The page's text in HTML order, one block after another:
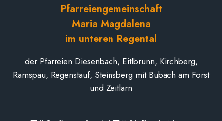
Pfarreiengemeinschaft
Maria Magdalena
im unteren Regental
der Pfarreien Diesenbach, Eitlbrunn, Kirchberg,
Ramspau, Regenstauf, Steinsberg mit Bubach am Forst
und Zeitlarn